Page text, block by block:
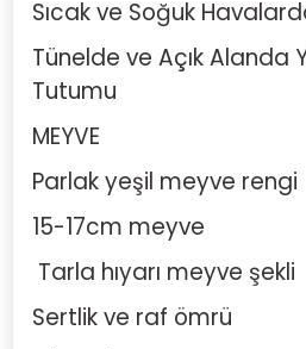
Sıcak ve Soğuk
Tünelde ve Açık Alanda
Tutumu
MEYVE
Parlak yeşil meyve rengi
15-17cm meyve
Tarla hıyarı meyve şekli
Sertlik ve raf ömrü